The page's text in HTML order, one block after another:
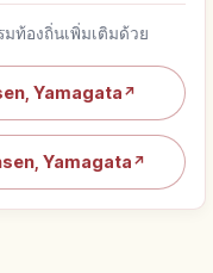
ท้องถิ่นเพิ่มเติมด้วย
Yamagata↗
Yamagata ↗